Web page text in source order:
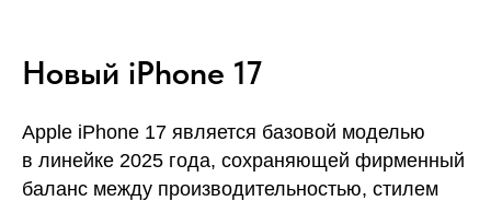
Новый iPhone 17
Apple iPhone 17 является базовой моделью
в линейке 2025 года, сохраняющей фирменный
баланс между производительностью, стилем